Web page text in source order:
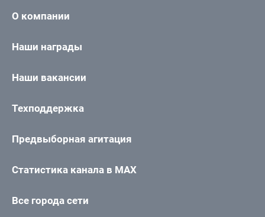
О компании
Наши награды
Наши вакансии
Техподдержка
Предвыборная агитация
Статистика канала в MAX
Все города сети